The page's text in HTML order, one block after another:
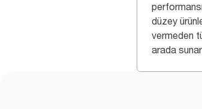
düzey
vermeden
arada